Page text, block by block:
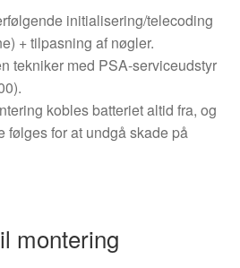
initialisering/telecoding
+ tilpasning af nøgler.
tekniker med PSA-serviceudstyr
kobles batteriet altid fra, og
følges for at undgå skade på
montering